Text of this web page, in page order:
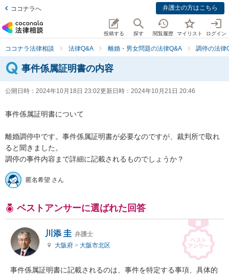
ココナラへ 弁護士の方はこちら
投稿する 探す 閲覧履歴 マイリスト ログイン
ココナラ法律相談 法律Q&A 離婚・男女問題の法律Q&A 調停の法律
事件係属証明書の内容
公開日時： 2024年10月18日 23:02更新日時： 2024年10月21日 20:46
事件係属証明書について
離婚調停中です。事件係属証明書が必要なのですが、裁判所で取れ
ると聞きました。
調停の事件内容まで詳細に記載されるものでしょうか？
匿名希望 さん
ベストアンサーに選ばれた回答
川添 圭 弁護士
大阪府 > 大阪市北区
事件係属証明書に記載されるのは、事件を特定する事項、具体的